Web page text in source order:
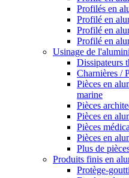
Profilés en
Profilé en
Profilé en
Profilé en
Usinage de
Dissipateurs
Charnières /
Pièces en
marine
Pièces
Pièces en
Pièces
Pièces en
Plus de
Produits finis en
Protège-